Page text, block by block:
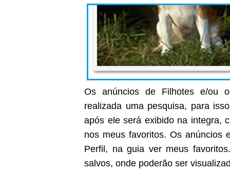
Os anúncios de Filhotes e/ou
realizada uma pesquisa, para
após ele será exibido na integra,
nos meus favoritos. Os
Perfil, na guia ver meus
salvos, onde poderão ser